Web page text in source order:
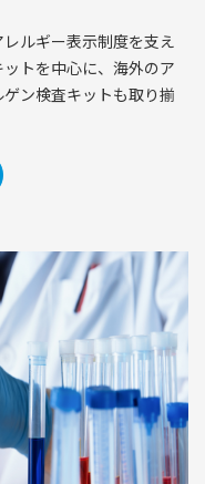
ルギー表示制度を支え
トを中心に、海外のア
ン検査キットも取り揃